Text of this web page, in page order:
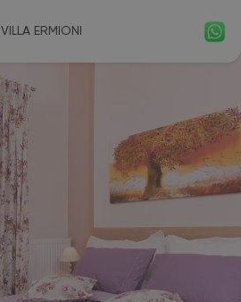
VILLA ERMIONI